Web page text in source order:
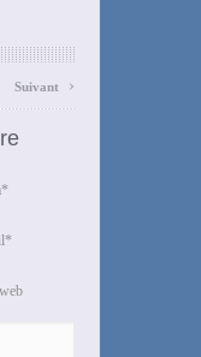
Suivant ›